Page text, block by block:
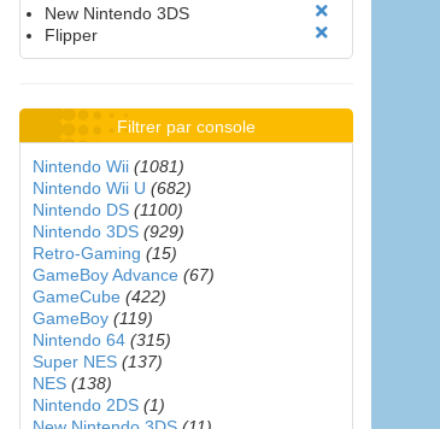
New Nintendo 3DS
Flipper
Filtrer par console
Nintendo Wii (1081)
Nintendo Wii U (682)
Nintendo DS (1100)
Nintendo 3DS (929)
Retro-Gaming (15)
GameBoy Advance (67)
GameCube (422)
GameBoy (119)
Nintendo 64 (315)
Super NES (137)
NES (138)
Nintendo 2DS (1)